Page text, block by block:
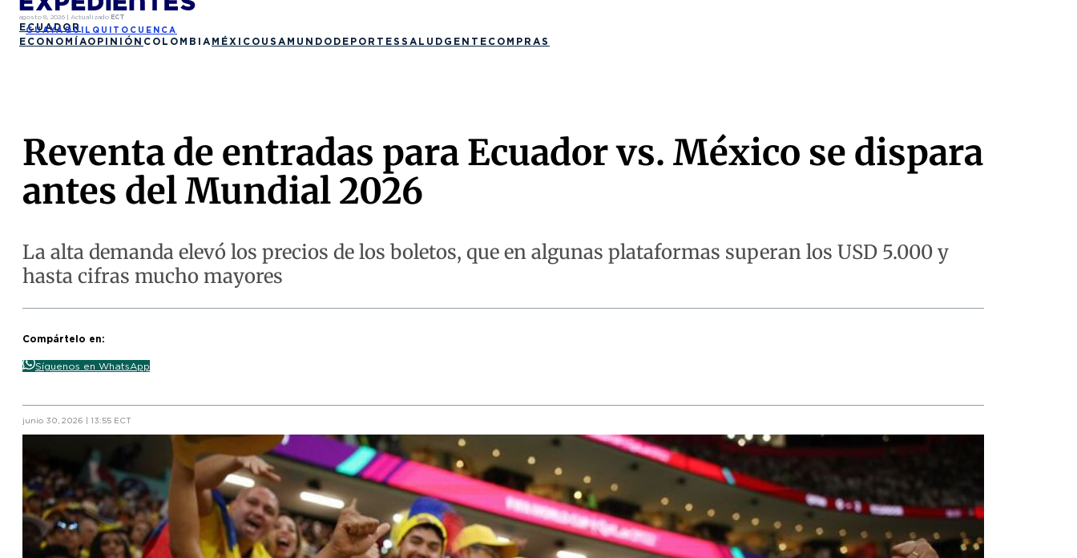
agosto 8, 2026 | Actualizado ECT
ECUADOR
GUAYAQUIL QUITO CUENCA
ECONOMÍAOPINIÓN COLOMBIA MÉXICO USA MUNDO DEPORTES SALUD GENTE COMPRAS
Reventa de entradas para Ecuador vs. México se dispara
antes del Mundial 2026
La alta demanda elevó los precios de los boletos, que en algunas plataformas superan los USD 5.000 y
hasta cifras mucho mayores
Compártelo en:
Síguenos en WhatsApp
junio 30, 2026 | 13:55 ECT